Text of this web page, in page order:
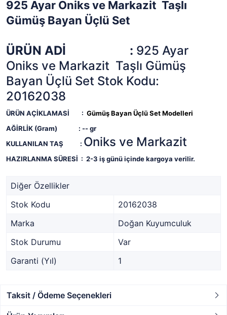
925 Ayar Oniks ve Markazit Taşlı
Gümüş Bayan Üçlü Set
ÜRÜN ADİ : 925 Ayar
Oniks ve Markazit Taşlı Gümüş
Bayan Üçlü Set Stok Kodu:
20162038
ÜRÜN AÇİKLAMASİ : Gümüş Bayan Üçlü Set Modelleri
AĞİRLİK (Gram) : --gr
KULLANILAN TAŞ : Oniks ve Markazit
HAZIRLANMA SÜRESİ : 2-3 iş günü içinde kargoya verilir.
Diğer Özellikler
Stok Kodu
20162038
Marka
Doğan Kuyumculuk
Stok Durumu
Var
Garanti (Yıl)
1
Taksit / Ödeme Seçenekleri